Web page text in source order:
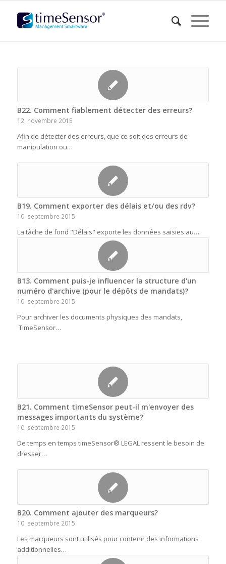
B22. Comment fiablement détecter des erreurs?
12. novembre 2015
Afin de détecter des erreurs, que ce soit des erreurs de
manipulation ou…
B19. Comment exporter des délais et/ou des rdv?
10. septembre 2015
La tâche de fond "Délais" exporte les données saisies au…
B13. Comment puis-je influencer la structure d'un
numéro d'archive (pour le dépôts de mandats)?
10. septembre 2015
Pour archiver les documents physiques des mandats,
TimeSensor…
B21. Comment timeSensor peut-il m'envoyer des
messages importants du système?
10. septembre 2015
De temps en temps timeSensor® LEGAL ressent le besoin de
dresser…
B20. Comment ajouter des marqueurs?
10. septembre 2015
Les marqueurs sont utilisés pour contenir des informations
additionnelles…